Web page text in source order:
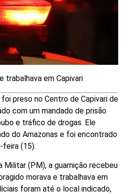
trabalhava em Capivari
preso no Centro de Capivari de
com um mandado de prisão
e tráfico de drogas. Ele
do Amazonas e foi encontrado
feira (15).
Militar (PM), a guarnição recebeu
morava e trabalhava em
foram até o local indicado,